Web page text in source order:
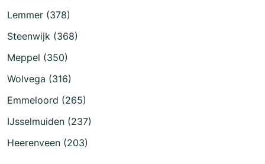
Lemmer (378)
Steenwijk (368)
Meppel (350)
Wolvega (316)
Emmeloord (265)
IJsselmuiden (237)
Heerenveen (203)